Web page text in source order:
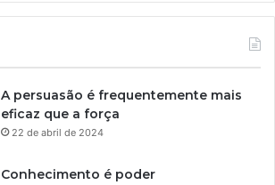
A persuasão é frequentemente mais
eficaz que a força
22 de abril de 2024
Conhecimento é poder